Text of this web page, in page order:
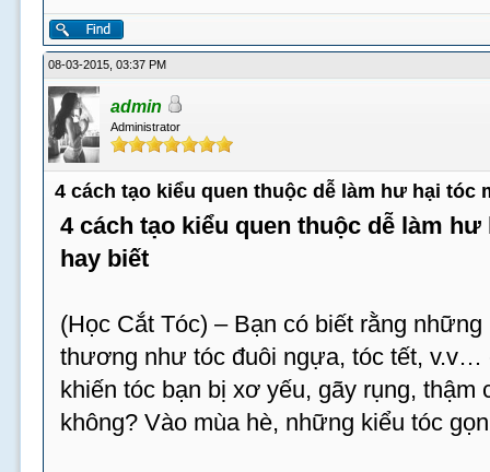
08-03-2015, 03:37 PM
admin
Administrator
4 cách tạo kiểu quen thuộc dễ làm hư hại tóc
4 cách tạo kiểu quen thuộc dễ làm
hay biết
(Học Cắt Tóc) – Bạn có biết rằng
thương như tóc đuôi ngựa, tóc tết, v.v…
khiến tóc bạn bị xơ yếu, gãy rụng, thậm
không? Vào mùa hè, những kiểu tóc